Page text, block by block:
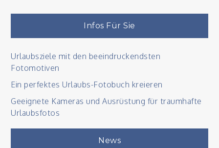
Infos Für Sie
Urlaubsziele mit den beeindruckendsten
Fotomotiven
Ein perfektes Urlaubs-Fotobuch kreieren
Geeignete Kameras und Ausrüstung für traumhafte
Urlaubsfotos
News